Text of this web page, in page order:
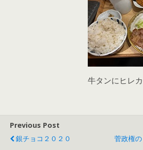
牛タンにヒレ
Previous Post
銀チョコ２０２０
菅政権